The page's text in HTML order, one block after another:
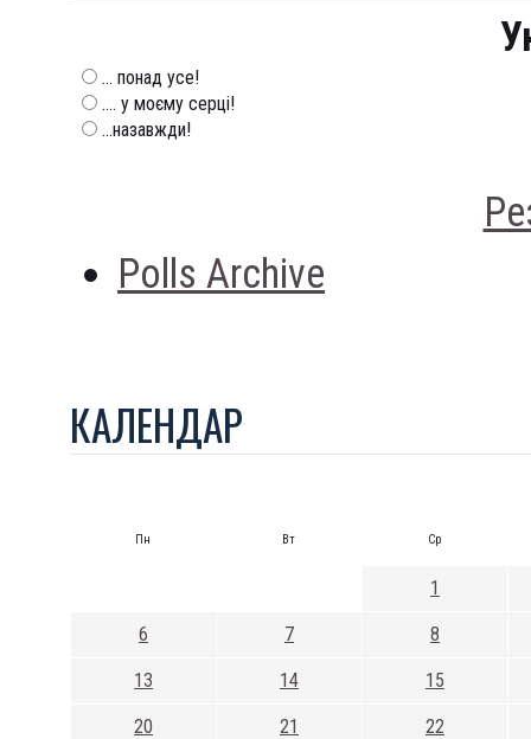
... понад усе!
.... у моєму серці!
...назавжди!
Polls Archive
КАЛЕНДАР
Пн Вт Ср
1
6 7 8
13 14 15
20 21 22